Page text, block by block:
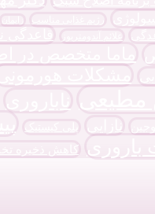
رژیم غذایی مناسب زایمان
علائم آندومتریوز قاعدگی
ماما متخصص در
مشکلات
مطیعی ناباروری
نازایی پلی کیستیک
باروری
کاهش ذخیره